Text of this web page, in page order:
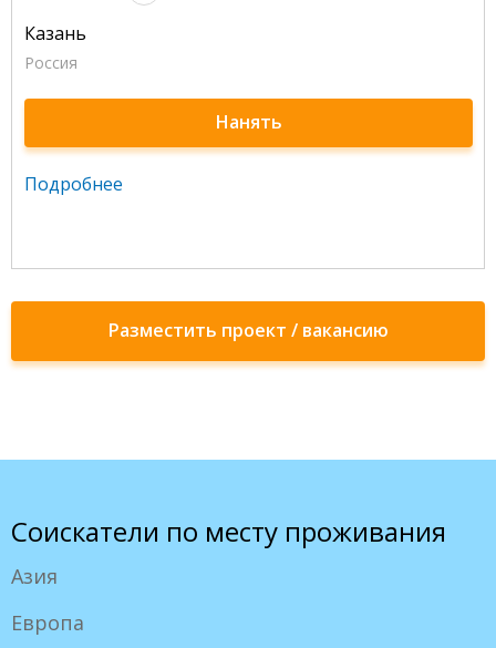
Казань
Россия
Нанять
Подробнее
Разместить проект / вакансию
Соискатели по месту проживания
Азия
Европа